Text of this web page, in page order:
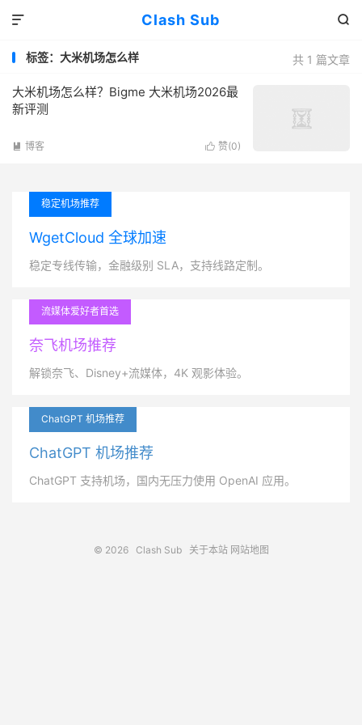
Clash Sub 

共 1 篇文章
标签：大米机场怎么样
大米机场怎么样？Bigme 大米机场2026最
新评测
 赞(0)
 博客
稳定机场推荐
WgetCloud 全球加速
稳定专线传输，金融级别 SLA，支持线路定制。
流媒体爱好者首选
奈飞机场推荐
解锁奈飞、Disney+流媒体，4K 观影体验。
ChatGPT 机场推荐
ChatGPT 机场推荐
ChatGPT 支持机场，国内无压力使用 OpenAI 应用。
© 2026 Clash Sub 关于本站 网站地图